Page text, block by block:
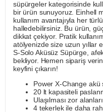
süpürgeler kategorisinde
bir ürün sunuyoruz. Einhell
kullanım avantajıyla her
halledebilirsiniz. Bu ürün,
dikkat çekiyor. Pratik
atölyenizde size uzun yıllar
S-Solo Aküsüz Süpürge,
bekliyor. Hemen sipariş
keyfini çıkarın!
Power X-Change akü
20 lt kapasiteli
Ulaşılması zor
4 tekerlek ile daha